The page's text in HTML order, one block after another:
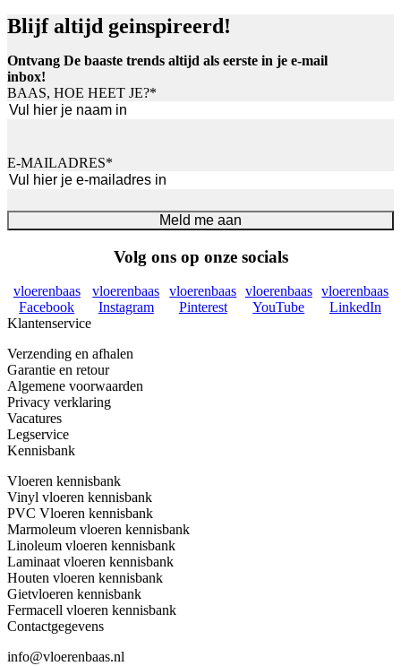
Blijf altijd geinspireerd!
Ontvang De baaste trends altijd als eerste in je e-mail
inbox!
BAAS, HOE HEET JE?*
E-MAILADRES*
Meld me aan
Volg ons op onze socials
vloerenbaas
Facebook
vloerenbaas
Instagram
vloerenbaas
Pinterest
vloerenbaas
YouTube
vloerenbaas
LinkedIn
Klantenservice
Verzending en afhalen
Garantie en retour
Algemene voorwaarden
Privacy verklaring
Vacatures
Legservice
Kennisbank
Vloeren kennisbank
Vinyl vloeren kennisbank
PVC Vloeren kennisbank
Marmoleum vloeren kennisbank
Linoleum vloeren kennisbank
Laminaat vloeren kennisbank
Houten vloeren kennisbank
Gietvloeren kennisbank
Fermacell vloeren kennisbank
Contactgegevens
info@vloerenbaas.nl